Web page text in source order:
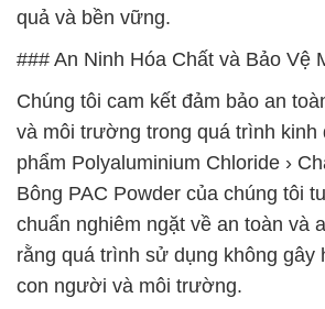
quả và bền vững.
### An Ninh Hóa Chất và Bảo Vệ
Chúng tôi cam kết đảm bảo an
và môi trường trong quá trình kinh
phẩm Polyaluminium Chloride ›
Bông PAC Powder của chúng tôi
chuẩn nghiêm ngặt về an toàn và
rằng quá trình sử dụng không gây
con người và môi trường.